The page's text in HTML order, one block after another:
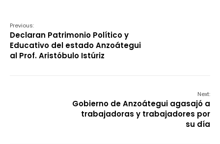
Previous:
Declaran Patrimonio Político y
Educativo del estado Anzoátegui
al Prof. Aristóbulo Istúriz
Next:
Gobierno de Anzoátegui agasajó a
trabajadoras y trabajadores por
su día